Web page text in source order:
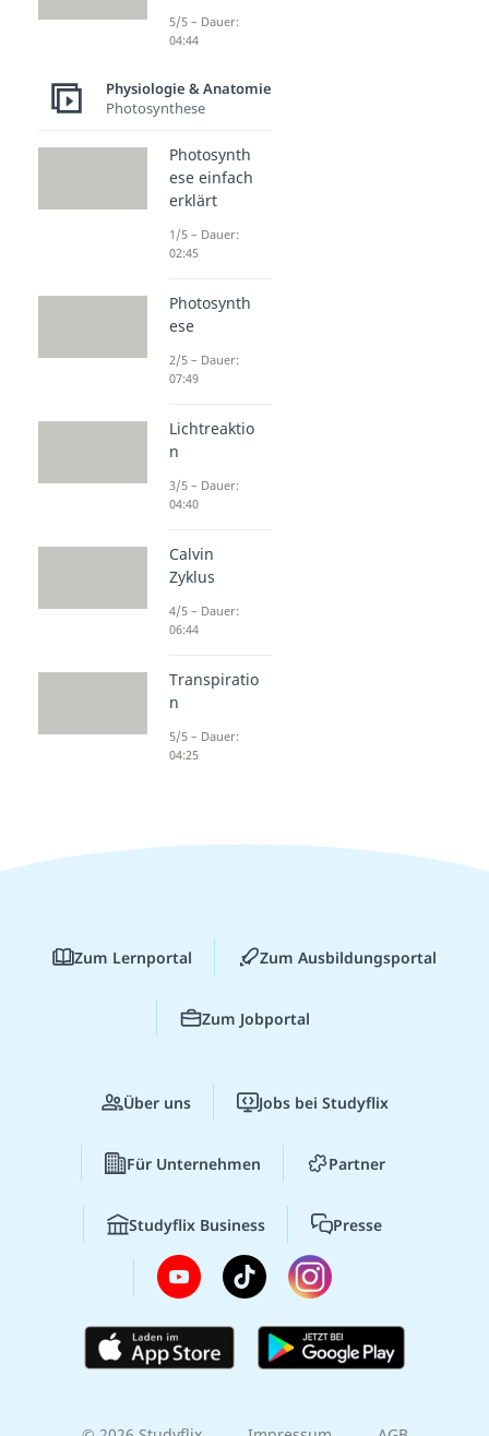
5/5 – Dauer:
04:44
Physiologie & Anatomie
Photosynthese
Photosynth
ese einfach
erklärt
1/5 – Dauer:
02:45
Photosynth
ese
2/5 – Dauer:
07:49
Lichtreaktio
n
3/5 – Dauer:
04:40
Calvin
Zyklus
4/5 – Dauer:
06:44
Transpiratio
n
5/5 – Dauer:
04:25
Zum Lernportal Zum Ausbildungsportal
Zum Jobportal
Über uns Jobs bei Studyflix
Für Unternehmen Partner
Studyflix Business Presse